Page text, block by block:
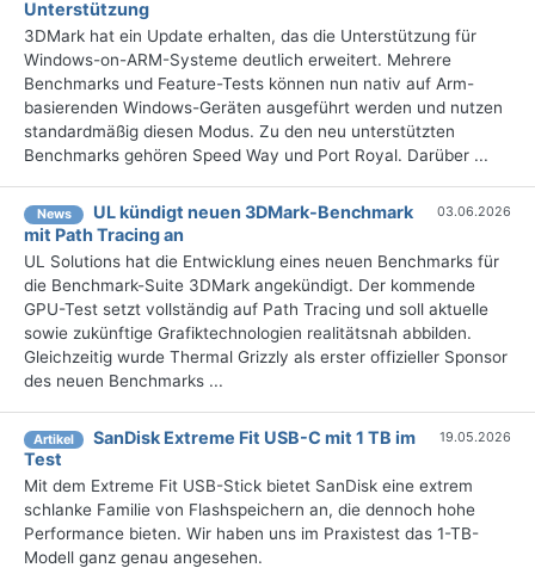
Unterstützung
3DMark hat ein Update erhalten, das die Unterstützung für
Windows-on-ARM-Systeme deutlich erweitert. Mehrere
Benchmarks und Feature-Tests können nun nativ auf Arm-
basierenden Windows-Geräten ausgeführt werden und nutzen
standardmäßig diesen Modus. Zu den neu unterstützten
Benchmarks gehören Speed Way und Port Royal. Darüber ...
News
UL kündigt neuen 3DMark-Benchmark
mit Path Tracing an
03.06.2026
UL Solutions hat die Entwicklung eines neuen Benchmarks für
die Benchmark-Suite 3DMark angekündigt. Der kommende
GPU-Test setzt vollständig auf Path Tracing und soll aktuelle
sowie zukünftige Grafiktechnologien realitätsnah abbilden.
Gleichzeitig wurde Thermal Grizzly als erster offizieller Sponsor
des neuen Benchmarks ...
Artikel
SanDisk Extreme Fit USB-C mit 1 TB im
Test
19.05.2026
Mit dem Extreme Fit USB-Stick bietet SanDisk eine extrem
schlanke Familie von Flashspeichern an, die dennoch hohe
Performance bieten. Wir haben uns im Praxistest das 1-TB-
Modell ganz genau angesehen.